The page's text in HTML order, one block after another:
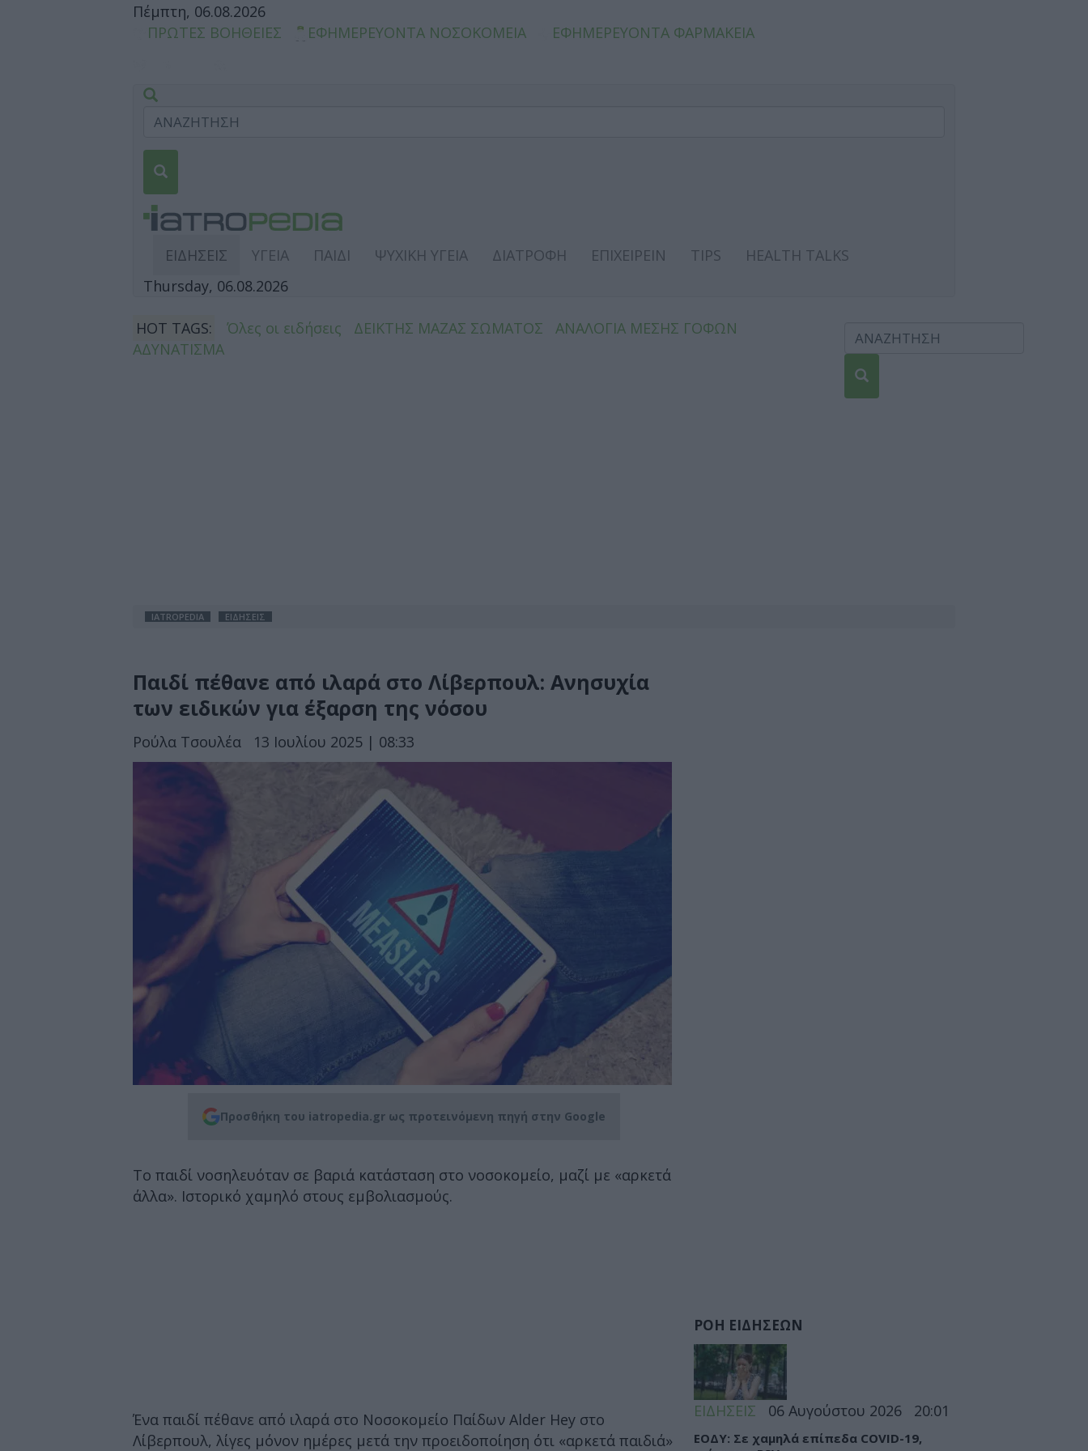
Πέμπτη, 06.08.2026
ΠΡΩΤΕΣ ΒΟΗΘΕΙΕΣ
ΕΦΗΜΕΡΕΥΟΝΤΑ ΝΟΣΟΚΟΜΕΙΑ ΕΦΗΜΕΡΕΥΟΝΤΑ ΦΑΡΜΑΚΕΙΑ
ΕΙΔΗΣΕΙΣ ΥΓΕΙΑ ΠΑΙΔΙ ΨΥΧΙΚΗ ΥΓΕΙΑ ΔΙΑΤΡΟΦΗ ΕΠΙΧΕΙΡΕΙΝ TIPS
HEALTH TALKS
Thursday, 06.08.2026
HOT TAGS: Όλες οι ειδήσεις ΔΕΙΚΤΗΣ ΜΑΖΑΣ ΣΩΜΑΤΟΣ
ΑΝΑΛΟΓΙΑ ΜΕΣΗΣ ΓΟΦΩΝ
ΑΔΥΝΑΤΙΣΜΑ
IATROPEDIA ΕΙΔΗΣΕΙΣ
Παιδί πέθανε από ιλαρά στο Λίβερπουλ: Ανησυχία
των ειδικών για έξαρση της νόσου
Ρούλα Τσουλέα 13 Ιουλίου 2025 | 08:33
Προσθήκη του iatropedia.gr ως προτεινόμενη πηγή στην Google
Το παιδί νοσηλευόταν σε βαριά κατάσταση στο νοσοκομείο, μαζί με «αρκετά
άλλα». Ιστορικό χαμηλό στους εμβολιασμούς.
Ένα παιδί πέθανε από ιλαρά στο Νοσοκομείο Παίδων Alder Hey στο
Λίβερπουλ, λίγες μόνον ημέρες μετά την προειδοποίηση ότι «αρκετά παιδιά»
ΡΟΗ ΕΙΔΗΣΕΩΝ
ΕΙΔΗΣΕΙΣ 06 Αυγούστου 2026 20:01
ΕΟΔΥ: Σε χαμηλά επίπεδα COVID-19,